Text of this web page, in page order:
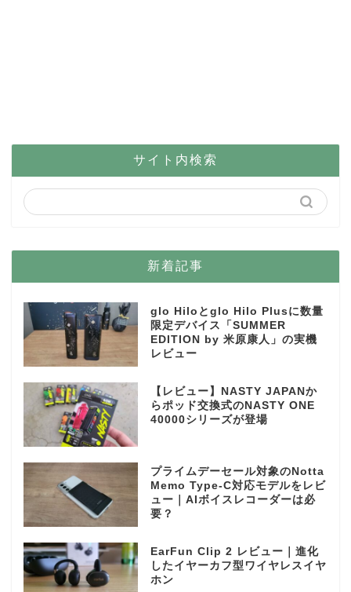
サイト内検索
新着記事
glo Hiloとglo Hilo Plusに数量
限定デバイス「SUMMER
EDITION by 米原康人」の実機
レビュー
【レビュー】NASTY JAPANか
らポッド交換式のNASTY ONE
40000シリーズが登場
プライムデーセール対象のNotta
Memo Type-C対応モデルをレビ
ュー｜AIボイスレコーダーは必
要？
EarFun Clip 2 レビュー｜進化
したイヤーカフ型ワイヤレスイヤ
ホン